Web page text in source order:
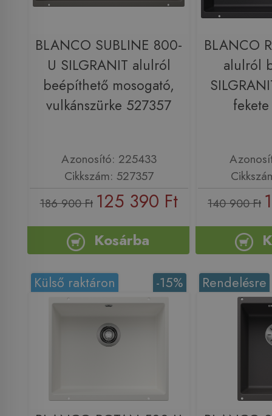
BLANCO SUBLINE 800-
U SILGRANIT alulról
beépíthető mosogató,
vulkánszürke 527357
Azonosító: 225433
Cikkszám: 527357
186 900 Ft 125 390 Ft
Kosárba
BLANCO
alulról
140 900 Ft
-15%
Külső raktáron Rendelésre